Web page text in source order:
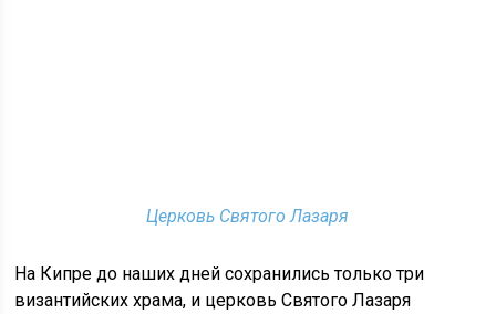
Церковь Святого Лазаря
На Кипре до наших дней сохранились только три
византийских храма, и церковь Святого Лазаря